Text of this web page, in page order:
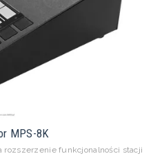
MPS-8K
rozszerzenie funkcjonalności stacji